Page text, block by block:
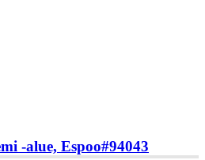
-alue, Espoo#94043